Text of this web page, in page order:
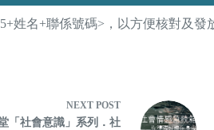
姓名+聯係號碼>，以方便核對及
NEXT POST
「社會意識」系列．社